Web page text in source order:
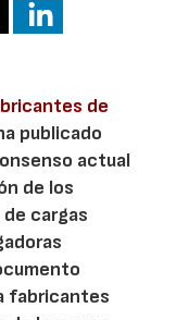
de
publicado
actual
de los
cargas
fabricantes